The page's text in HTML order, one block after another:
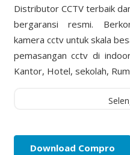
Distributor CCTV terbaik
bergaransi resmi.
kamera cctv untuk skala
pemasangan cctv di
Kantor, Hotel, sekolah,
Download Compro